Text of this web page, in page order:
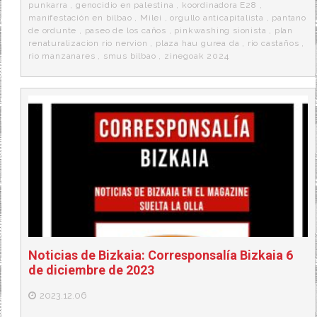
punkarra ,genocidio en palestina , koordinadora E28 ,
manifestación en bilbao , Milei ,orgullo anticapitalista , pantano
de ordunte , paseo de los caños , pinkwashing sionista , plan
renaturalizacion rio nervion , plaza hau gurea da , rio castaños ,
rio manzanares , smus bilbao , zinegoak 2024
Noticias de Bizkaia: Corresponsalía Bizkaia 6
de diciembre de 2023
2023.12.06